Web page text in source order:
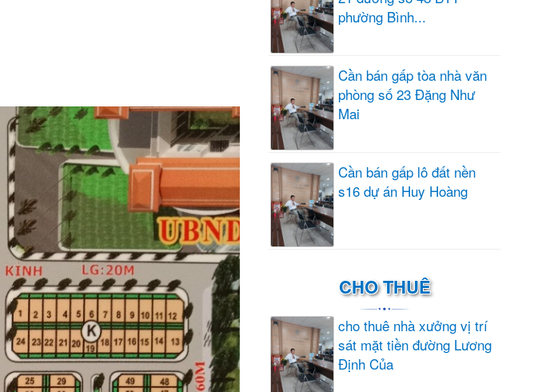
phường Bình...
Cần bán gấp tòa nhà văn
phòng số 23 Đặng Như
Mai
Cần bán gấp lô đất nền
s16 dự án Huy Hoàng
CHO THUÊ
cho thuê nhà xưởng vị trí
sát mặt tiền đường Lương
Định Của